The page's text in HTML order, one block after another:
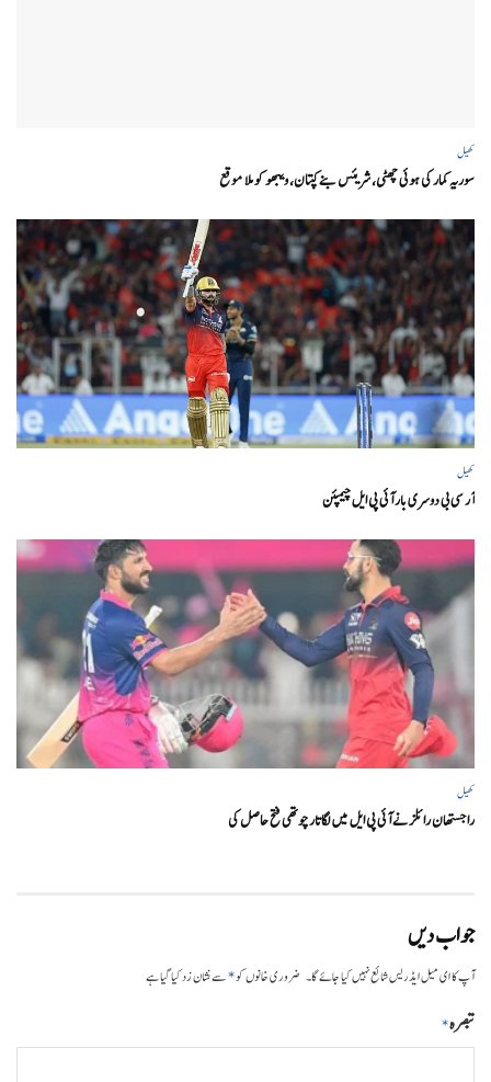
کھیل
سوریہ کمار کی ہوئی چھٹی، شریئس بنے کپتان، ویبھو کو ملا موقع
کھیل
آر سی بی دوسری بار آئی پی ایل چیمپئن
کھیل
راجستھان رائلز نے آئی پی ایل میں لگاتار چوتھی فتح حاصل کی
جواب دیں
آپ کا ای میل ایڈریس شائع نہیں کیا جائے گا۔ ضروری خانوں کو*سے نشان زد کیا گیا ہے
تبصرہ*